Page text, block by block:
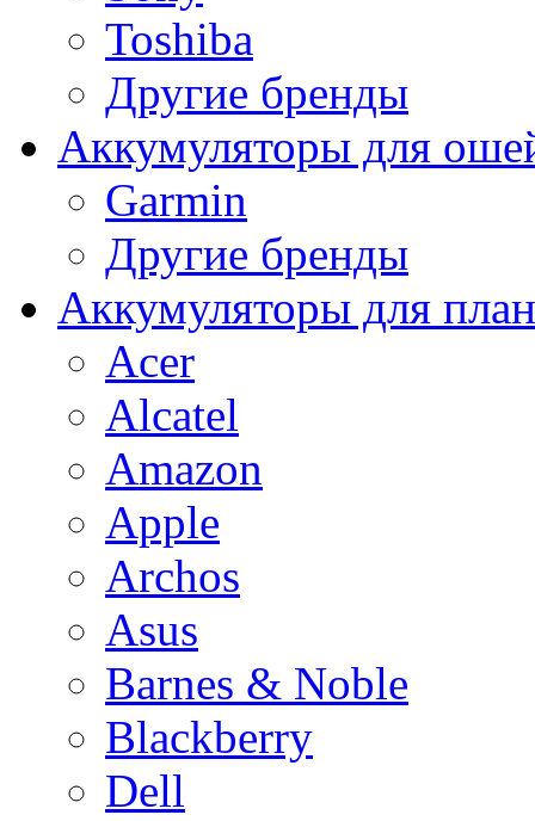
Toshiba
Другие бренды
Аккумуляторы для
Garmin
Другие бренды
Аккумуляторы для
Acer
Alcatel
Amazon
Apple
Archos
Asus
Barnes & Noble
Blackberry
Dell